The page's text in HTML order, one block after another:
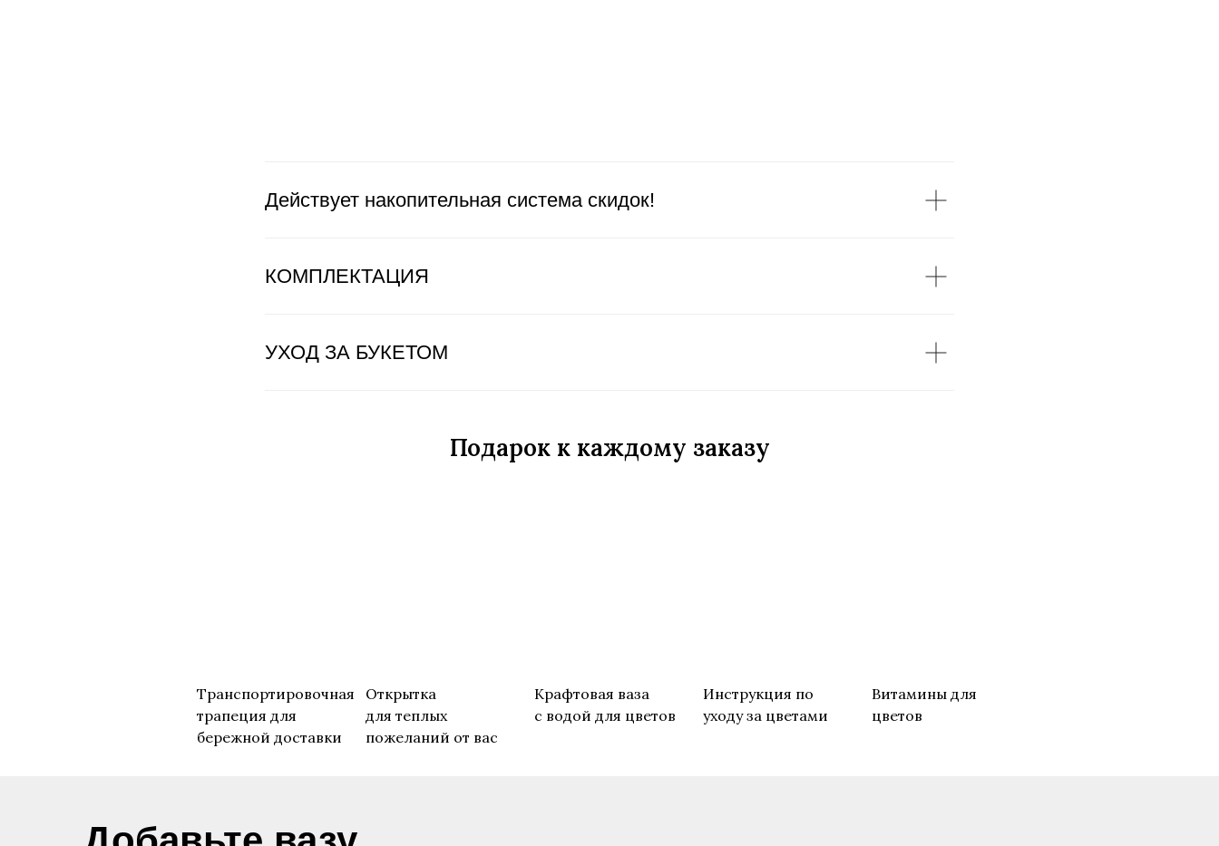
Действует накопительная система скидок!
КОМПЛЕКТАЦИЯ
УХОД ЗА БУКЕТОМ
Транспортировочная
трапеция для
бережной доставки
Открытка
для теплых
пожеланий от вас
Крафтовая ваза
с водой для цветов
Инструкция по
уходу за цветами
Витамины для
цветов
Подарок к каждому заказу